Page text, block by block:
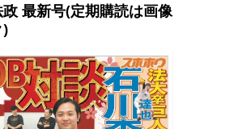
最新号(定期購読は画像
)